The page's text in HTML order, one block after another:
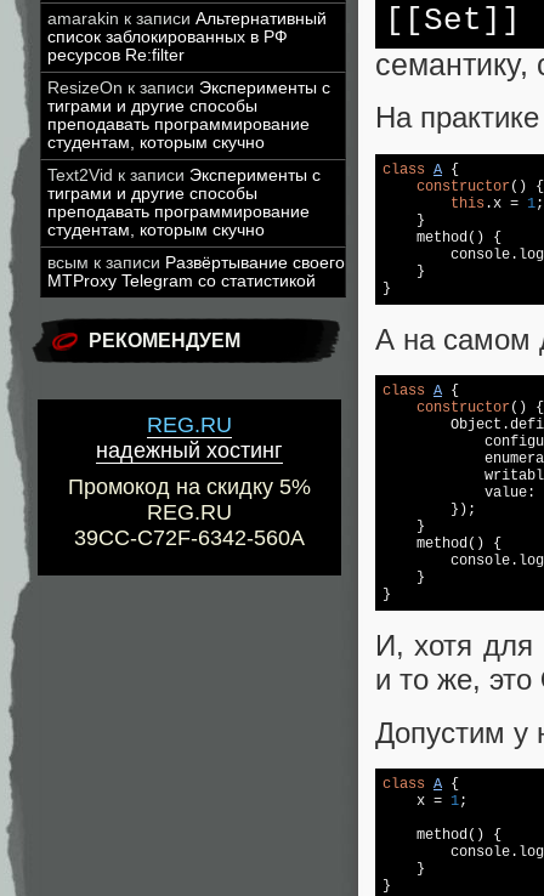
amarakin к записи Альтернативный
список заблокированных в РФ
ресурсов Re:filter
ResizeOn к записи Эксперименты с
тиграми и другие способы
преподавать программирование
студентам, которым скучно
Text2Vid к записи Эксперименты с
тиграми и другие способы
преподавать программирование
студентам, которым скучно
всым к записи Развёртывание своего
MTProxy Telegram со статистикой
РЕКОМЕНДУЕМ
REG.RU
надежный хостинг
Промокод на скидку 5%
REG.RU
39CC-C72F-6342-560A
[[Set]]
На
class A {
constructor() {
this .x = 1;
    }
    method() {
console
    }
}
А на самом
class A {
constructor() {
Object
            value:
        });
    }
    method() {
console
    }
}
И, хотя для
и то же, это
Допустим у
class A {
    x =
1;
    method() {
console
    }
}